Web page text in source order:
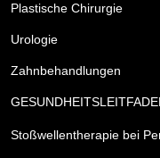
Plastische Chirurgie
Urologie
Zahnbehandlungen
Stoßwellentherapie bei